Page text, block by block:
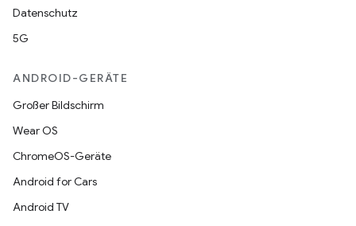
Datenschutz
5G
ANDROID-GERÄTE
Großer Bildschirm
Wear OS
ChromeOS-Geräte
Android for Cars
Android TV